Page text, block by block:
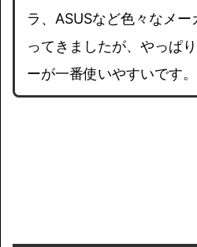
ラ、ASUSなど色々なメ
ってきましたが、やっぱ
ーが一番使いやすいです。